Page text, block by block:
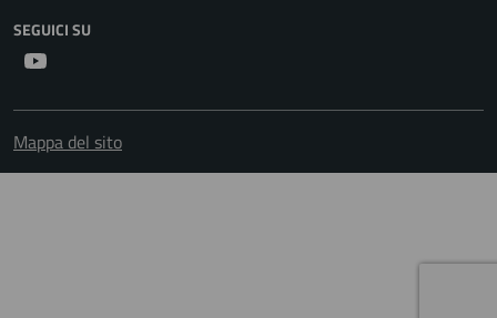
SEGUICI SU
Mappa del sito